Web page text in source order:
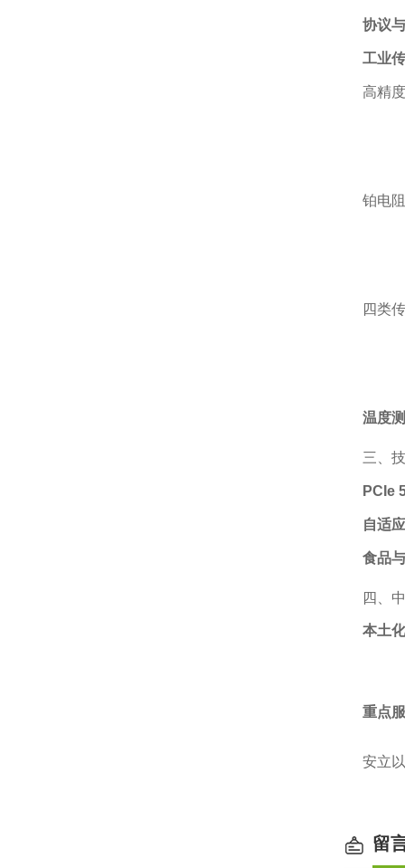
协议
工业
高精
铂电
四类
温度
三、
PCIe
自适
食品
四、
本土
重点
安立
留